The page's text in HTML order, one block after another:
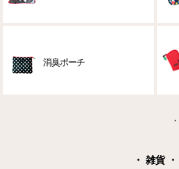
消臭ポーチ
・
・ 雑貨 ・